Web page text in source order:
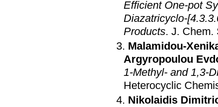
Efficient One-pot
Diazatricyclo-
Products. J. Chem.
Malamidou-
Argyropoulou
1-Methyl- and 1,3-
Heterocyclic
Nikolaidis